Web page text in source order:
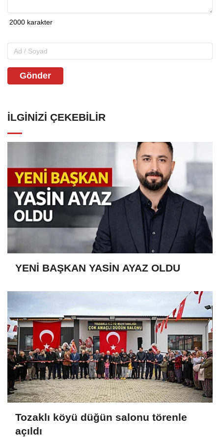
Gönder
İLGINIZI ÇEKEBILIR
YENİ BAŞKAN YASİN AYAZ OLDU
Tozaklı köyü düğün salonu törenle
açıldı